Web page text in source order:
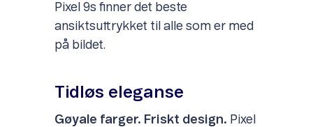
Pixel 9s finner det beste
ansiktsuttrykket til alle som er med
på bildet.
Tidløs eleganse
Gøyale farger. Friskt design. Pixel